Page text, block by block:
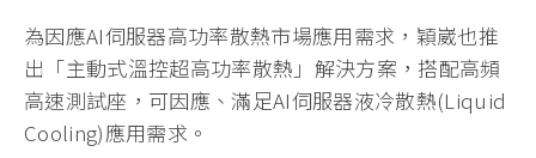
為因應AI伺服器高功率散熱市場應用需求，穎崴也推
出「主動式溫控超高功率散熱」解決方案，搭配高頻
高速測試座，可因應、滿足AI伺服器液冷散熱(Liquid
Cooling)應用需求。